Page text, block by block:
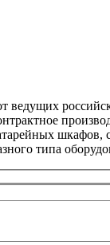
ведущих
шкафов,
типа